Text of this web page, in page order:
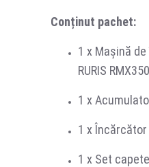
Conținut pachet:
1 x Mașină
RURIS
1 x
1 x Încărcător
1 x Set